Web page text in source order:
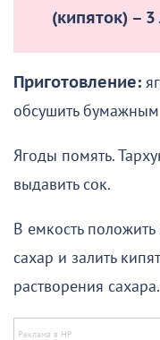
(кипяток) – 3
Приготовление:
обсушить
Ягоды помять.
выдавить сок.
В емкость положить
сахар и залить
растворения сахара.